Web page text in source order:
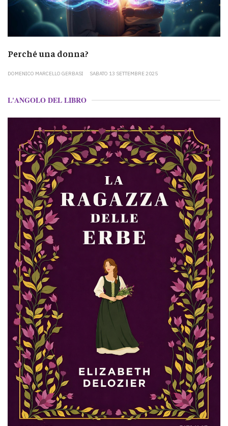
Perché una donna?
DOMENICO MARCELLO GERBASI SABATO 13 SETTEMBRE 2025
L'ANGOLO DEL LIBRO